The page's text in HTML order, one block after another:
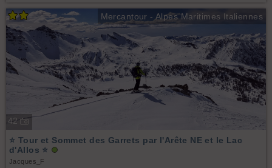
Mercantour - Alpes Maritimes Italiennes
42
⭐ Tour et Sommet des Garrets par l'Arête NE et le Lac
d'Allos ⭐
Jacques_F